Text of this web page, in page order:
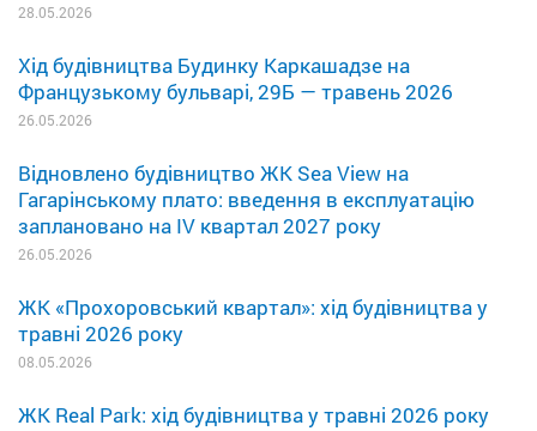
28.05.2026
Хід будівництва Будинку Каркашадзе на
Французькому бульварі, 29Б — травень 2026
26.05.2026
Відновлено будівництво ЖК Sea View на
Гагарінському плато: введення в експлуатацію
заплановано на IV квартал 2027 року
26.05.2026
ЖК «Прохоровський квартал»: хід будівництва у
травні 2026 року
08.05.2026
ЖК Real Park: хід будівництва у травні 2026 року